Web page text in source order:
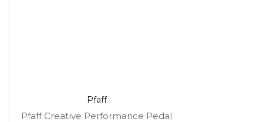
Pfaff
Pfaff Creative Performance Pedal